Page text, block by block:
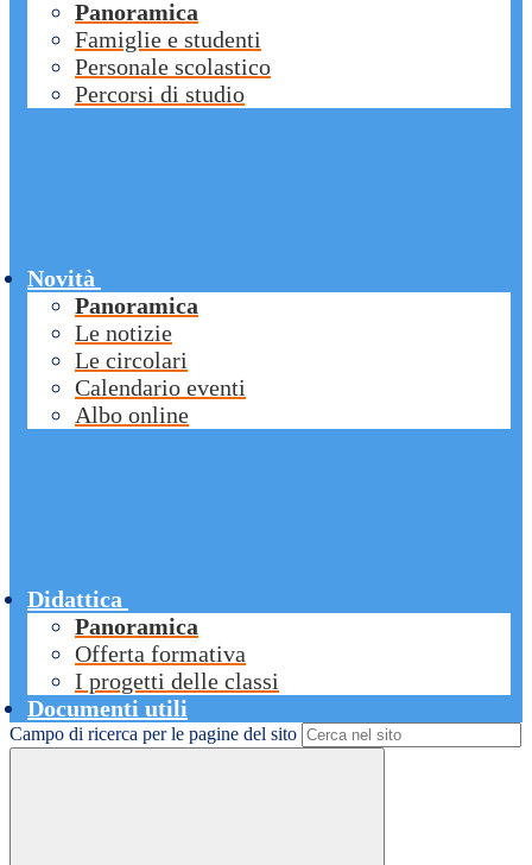
Panoramica
Famiglie e studenti
Personale scolastico
Percorsi di studio
Novità
Panoramica
Le notizie
Le circolari
Calendario eventi
Albo online
Didattica
Panoramica
Offerta formativa
I progetti delle classi
Documenti utili
Campo di ricerca per le pagine del sito